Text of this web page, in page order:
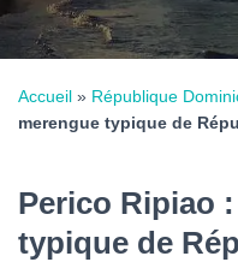
Accueil » République
merengue typique de
Perico Ripiao
typique de